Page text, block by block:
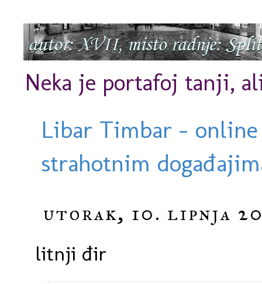
Neka je portafoj tanji,
Libar Timbar -
strahotnim
utorak, 10. lipnja
litnji đir